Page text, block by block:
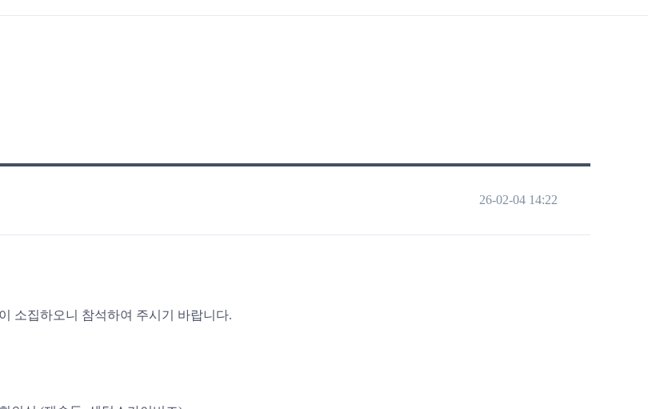
26-02-04 14:22
소집하오니 참석하여 주시기 바랍니다.